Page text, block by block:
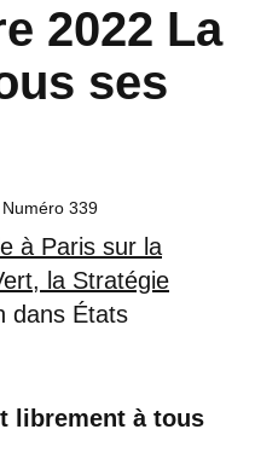
2022 La
ses
339
à Paris sur la
la Stratégie
dans États
librement à tous